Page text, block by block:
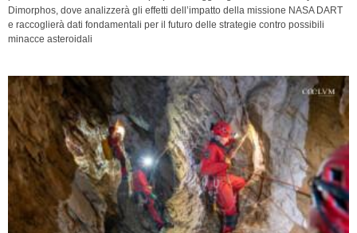
Dimorphos, dove analizzerà gli effetti dell’impatto della missione NASA DART
e raccoglierà dati fondamentali per il futuro delle strategie contro possibili
minacce asteroidali